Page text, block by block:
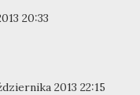
20:33
2013 22:15